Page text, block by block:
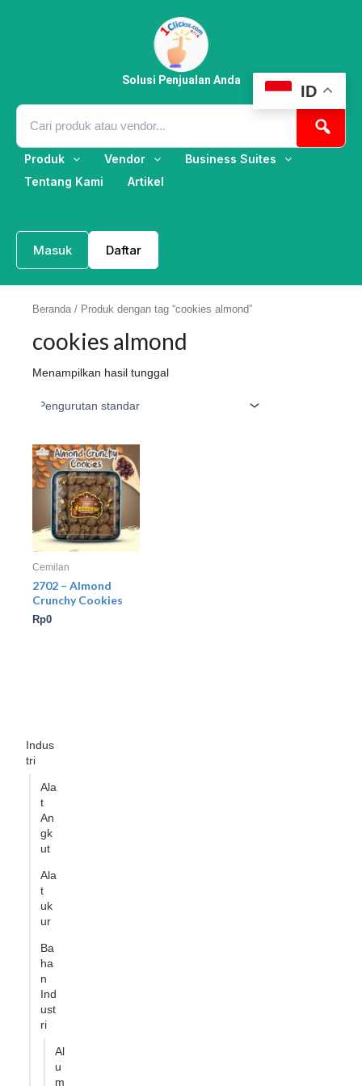
Solusi Penjualan Anda
Produk Vendor
Business Suites
Tentang Kami
Artikel
Masuk Daftar
Indus
tri
Ala
t
An
gk
ut
Ala
t
uk
ur
Ba
ha
n
Ind
ust
ri
Al
u
m
Beranda / Produk dengan tag “cookies almond”
cookies almond
Menampilkan hasil tunggal
Cemilan
2702 – Almond
Crunchy Cookies
Rp0
ID